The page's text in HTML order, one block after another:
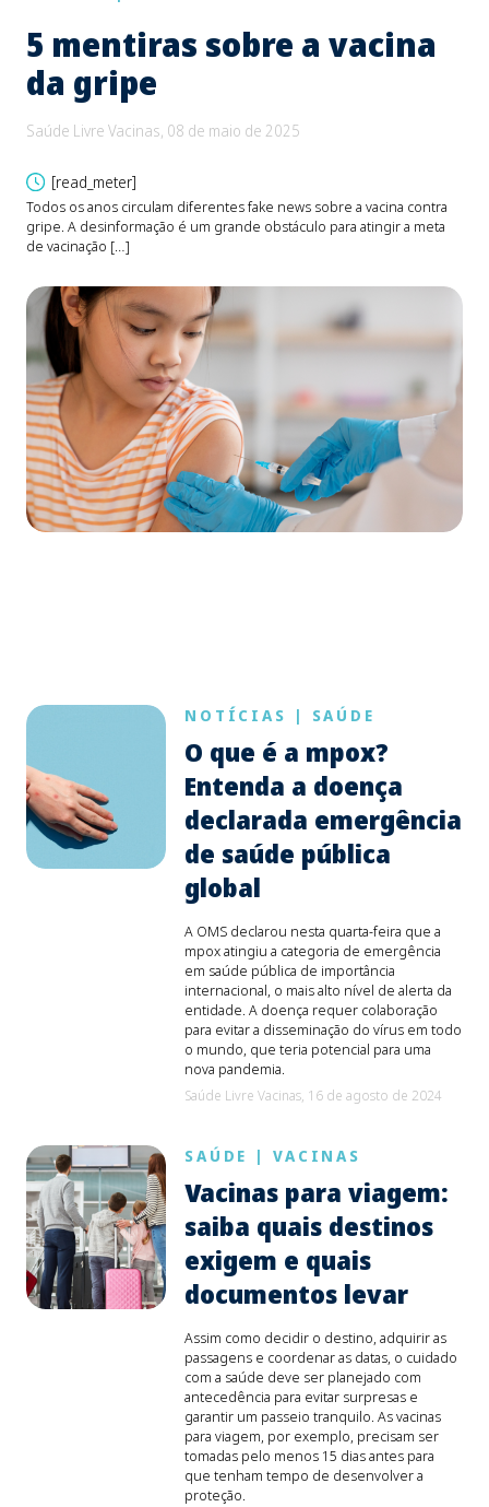
5 mentiras sobre a vacina
da gripe
Saúde Livre Vacinas, 08 de maio de 2025
[read_meter]
Todos os anos circulam diferentes fake news sobre a vacina contra
gripe. A desinformação é um grande obstáculo para atingir a meta
de vacinação […]
NOTÍCIAS | SAÚDE
O que é a mpox?
Entenda a doença
declarada emergência
de saúde pública
global
A OMS declarou nesta quarta-feira que a
mpox atingiu a categoria de emergência
em saúde pública de importância
internacional, o mais alto nível de alerta da
entidade. A doença requer colaboração
para evitar a disseminação do vírus em todo
o mundo, que teria potencial para uma
nova pandemia.
Saúde Livre Vacinas, 16 de agosto de 2024
SAÚDE | VACINAS
Vacinas para viagem:
saiba quais destinos
exigem e quais
documentos levar
Assim como decidir o destino, adquirir as
passagens e coordenar as datas, o cuidado
com a saúde deve ser planejado com
antecedência para evitar surpresas e
garantir um passeio tranquilo. As vacinas
para viagem, por exemplo, precisam ser
tomadas pelo menos 15 dias antes para
que tenham tempo de desenvolver a
proteção.